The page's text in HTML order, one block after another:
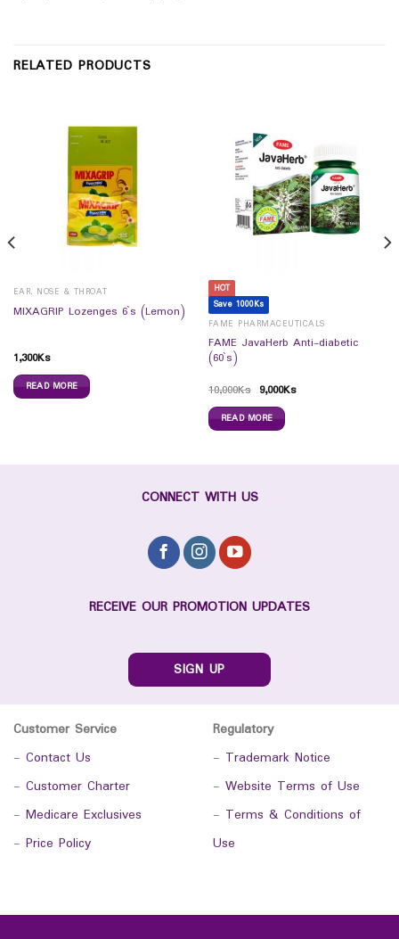
RELATED PRODUCTS
EAR, NOSE & THROAT
MIXAGRIP Lozenges 6`s (Lemon)
1,300Ks
READ MORE
HOT
Save 1000Ks
FAME PHARMACEUTICALS
FAME JavaHerb Anti-diabetic
(60`s)
10,000Ks 9,000Ks
READ MORE
CONNECT WITH US
RECEIVE OUR PROMOTION UPDATES
SIGN UP
Customer Service
- Contact Us
- Customer Charter
- Medicare Exclusives
- Price Policy
Regulatory
- Trademark Notice
- Website Terms of Use
- Terms & Conditions of
Use